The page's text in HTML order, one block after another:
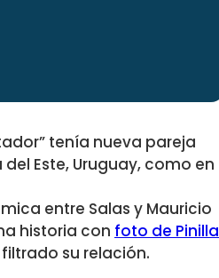
tenía nueva pareja
Este, Uruguay, como en
entre Salas y Mauricio
historia con foto de Pinilla
su relación.